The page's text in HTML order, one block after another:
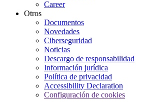
Career
Otros
Documentos
Novedades
Ciberseguridad
Noticias
Descargo de responsabilidad
Información jurídica
Política de privacidad
Accessibility Declaration
Configuración de cookies